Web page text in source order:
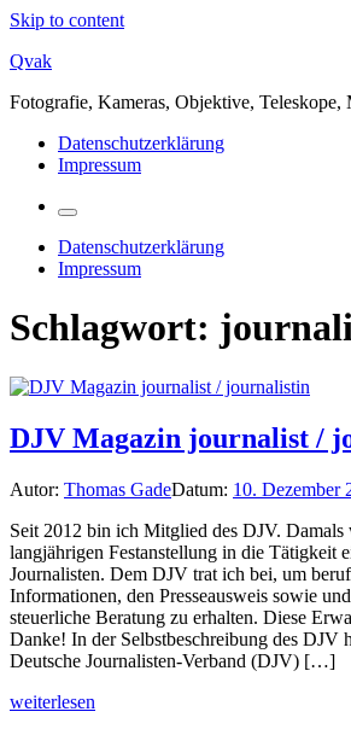
Skip to content
Qvak
Fotografie, Kameras, Objektive,
Datenschutzerklärung
Impressum
Datenschutzerklärung
Impressum
Schlagwort:
DJV Magazin journalist /
Autor: Thomas GadeDatum: 10. Dezember
Seit 2012 bin ich Mitglied des DJV. Damals
langjährigen Festanstellung in die Tätigkeit
Journalisten. Dem DJV trat ich bei, um
Informationen, den Presseausweis sowie
steuerliche Beratung zu erhalten. Diese
Danke! In der Selbstbeschreibung des DJV
Deutsche Journalisten-Verband (DJV) […]
weiterlesen